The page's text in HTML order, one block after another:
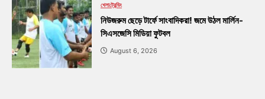
খেলাট্রেন্ডিং
নিউজরুম ছেড়ে টার্ফে সাংবাদিকরা! জমে উঠল মার্লিন-
সিএসজেসি মিডিয়া ফুটবল
August 6, 2026